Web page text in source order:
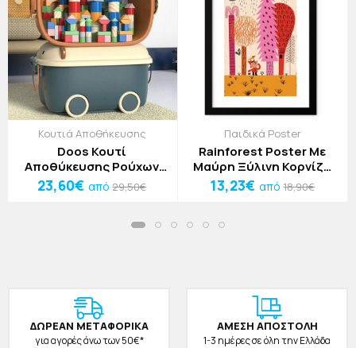
Κουτιά Αποθήκευσης
Doos Κουτί
Αποθύκευσης Ρούχων
και Παιχνιδιών
57x38x33cm Μπλέ
23,60€ από29,50€
Παιδικά Poster
Rainforest Poster Με
Μαύρη Ξύλινη Κορνίζα
20x30cm
13,23€ από18,90€
ΔΩΡΕAΝ ΜΕΤΑΦΟΡΙΚΑ
για αγορές άνω των 50€*
ΑΜΕΣΗ ΑΠΟΣΤΟΛΗ
1-3 ημέρες σε όλη την Ελλάδα